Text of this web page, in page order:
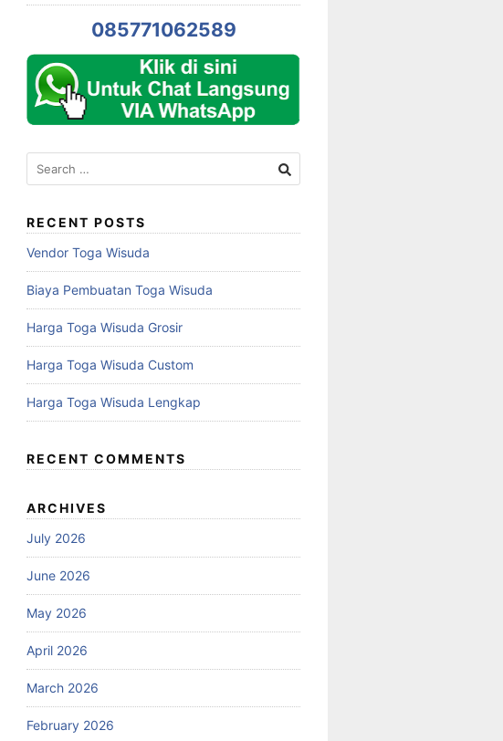
085771062589
Search
for:
RECENT POSTS
Vendor Toga Wisuda
Biaya Pembuatan Toga Wisuda
Harga Toga Wisuda Grosir
Harga Toga Wisuda Custom
Harga Toga Wisuda Lengkap
RECENT COMMENTS
ARCHIVES
July 2026
June 2026
May 2026
April 2026
March 2026
February 2026